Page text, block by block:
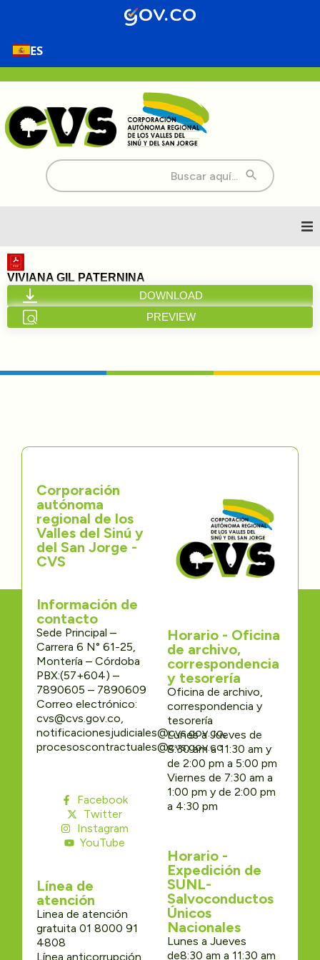
ES
Buscar:
Inicio
Nosotros
Transparencia
Participa
Trámites y Servicios
Contáctenos
VIVIANA GIL PATERNINA
DOWNLOAD
PREVIEW
Corporación
autónoma
regional de los
Valles del Sinú y
del San Jorge -
CVS
Información de
contacto
Sede Principal –
Carrera 6 N° 61-25,
Montería – Córdoba
PBX:(57+604) –
7890605 – 7890609
Correo electrónico:
cvs@cvs.gov.co,
notificacionesjudiciales@cvs.gov.co,
procesoscontractuales@cvs.gov.co
Facebook
Twitter
Instagram
YouTube
Línea de
atención
Linea de atención
gratuita 01 8000 91
4808
Línea anticorrupción
Horario - Oficina
de archivo,
correspondencia
y tesorería
Oficina de archivo,
correspondencia y
tesorería
Lunes a Jueves de
8:30 am a 11:30 am y
de 2:00 pm a 5:00 pm
Viernes de 7:30 am a
1:00 pm y de 2:00 pm
a 4:30 pm
Horario -
Expedición de
SUNL-
Salvoconductos
Únicos
Nacionales
Lunes a Jueves
de8:30 am a 11:30 am